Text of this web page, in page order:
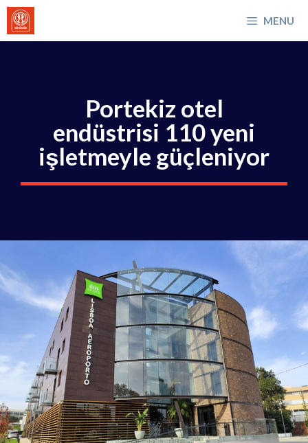
İçeriğe
atla
MENU
Portekiz otel
endüstrisi 110 yeni
işletmeyle güçleniyor